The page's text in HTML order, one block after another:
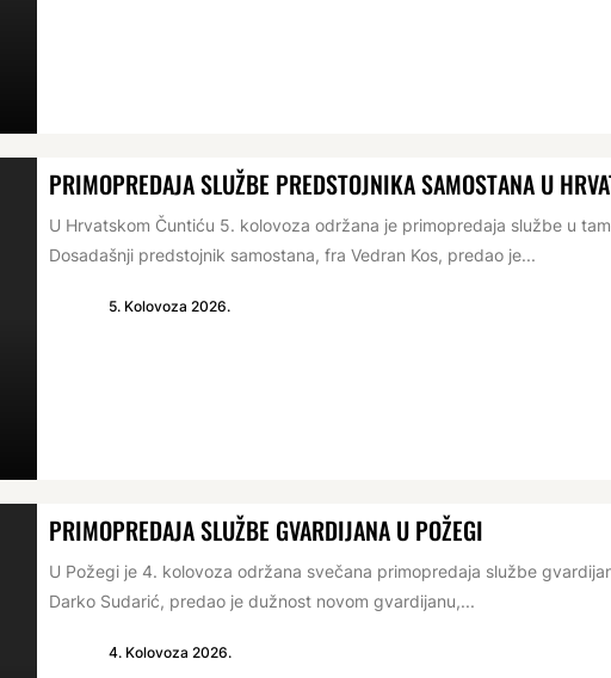
PRIMOPREDAJA SLUŽBE PREDSTOJNIKA SAMOSTANA U
U Hrvatskom Čuntiću 5. kolovoza održana je primopredaja službe u
Dosadašnji predstojnik samostana, fra Vedran Kos, predao je...
5. Kolovoza 2026.
PRIMOPREDAJA SLUŽBE GVARDIJANA U POŽEGI
U Požegi je 4. kolovoza održana svečana primopredaja službe
Darko Sudarić, predao je dužnost novom gvardijanu,...
4. Kolovoza 2026.